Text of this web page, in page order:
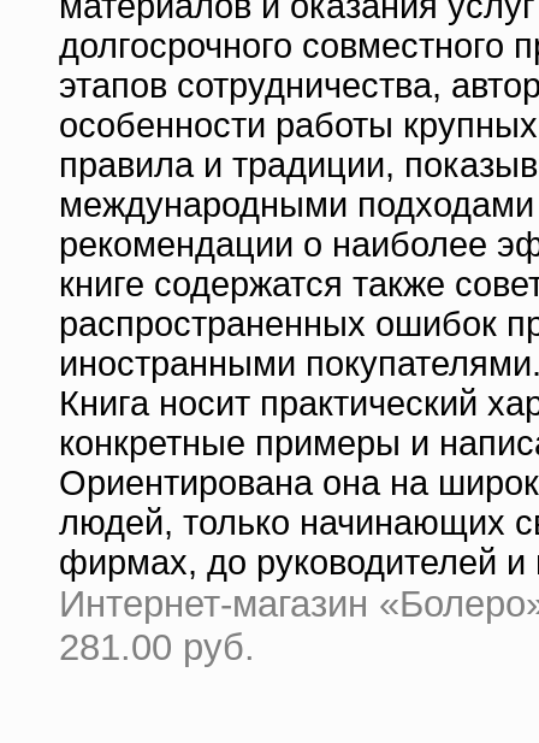
долгосрочного совместного
этапов сотрудничества,
особенности работы
правила и традиции,
международными
рекомендации о наиболее
книге содержатся также
распространенных ошибок
иностранными
Книга носит практический
конкретные примеры и
Ориентирована она на
людей, только начинающих
фирмах, до руководителей
Интернет-магазин
281.00 руб.